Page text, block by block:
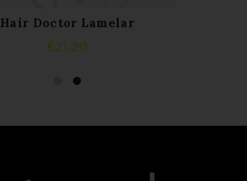
AJOUTER AU PANIER
Hair Doctor Lamelar
€21,20